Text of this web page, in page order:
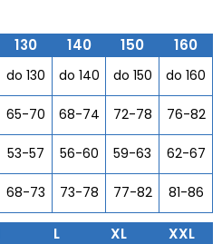
130 140 150 160
do 130 do 140 do 150
do 160
65-70 68-74 72-78
76-82
53-57 56-60 59-63
62-67
68-73 73-78 77-82 81-86
L XL XXL